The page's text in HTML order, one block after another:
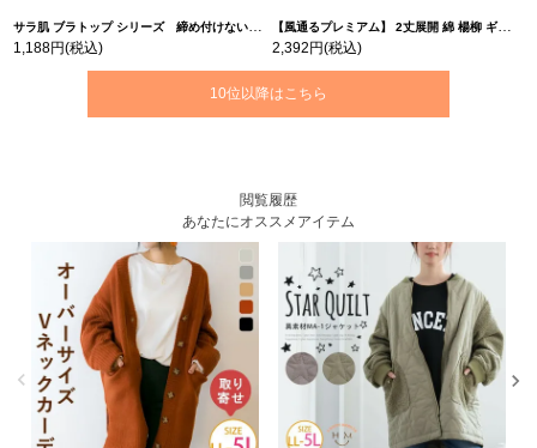
サラ肌 ブラトップ シリーズ 締め付けない リブ タンクトップ | 大きいサイズの通販ならハッピーマリリン
1,188円(税込)
【風通るプレミアム】 2丈展開 綿 楊柳 ギャザー フレア スカンツ 【ウェストゴム】 | 大きいサイズの通販ならハッピーマリリン
2,392円(税込)
10位以降はこちら
閲覧履歴
あなたにオススメアイテム